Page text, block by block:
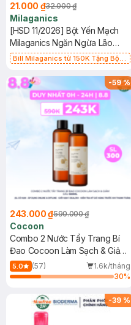
21.000 ₫32.000 ₫
Milaganics
[HSD 11/2026] Bột Yến Mạch
Milaganics Ngăn Ngừa Lão
Hóa & Mụn 100g (Túi)
Bill Milaganics từ 150K Tặng Bột
Vết Thâm 100g (SL Có Hạn) -59%
243.000 ₫590.000 ₫
Cocoon
Combo 2 Nước Tẩy Trang Bí
Đao Cocoon Làm Sạch & Giảm
Dầu 500ml
5.0 (57)
1.6k/tháng
30%
-39 %